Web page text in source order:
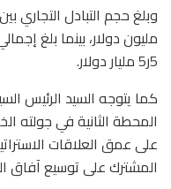
مليون دولار، بينما بلغ
5ر5 مليار دولار.
كما يتوجه السيد الرئيس
المحطة الثانية في جولته
على عمق العلاقات
المشترك على توسيع آفاق